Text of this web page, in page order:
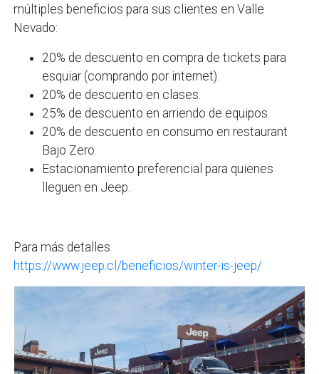
múltiples beneficios para sus clientes en Valle
Nevado:
20% de descuento en compra de tickets para
esquiar (comprando por internet).
20% de descuento en clases.
25% de descuento en arriendo de equipos.
20% de descuento en consumo en restaurant
Bajo Zero.
Estacionamiento preferencial para quienes
lleguen en Jeep.
Para más detalles
https://www.jeep.cl/beneficios/winter-is-jeep/